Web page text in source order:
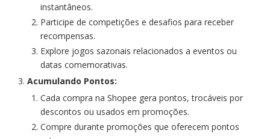
instantâneos.
Participe de competições e desafios para receber
recompensas.
Explore jogos sazonais relacionados a eventos ou
datas comemorativas.
Acumulando Pontos:
Cada compra na Shopee gera pontos, trocáveis por
descontos ou usados em promoções.
Compre durante promoções que oferecem pontos